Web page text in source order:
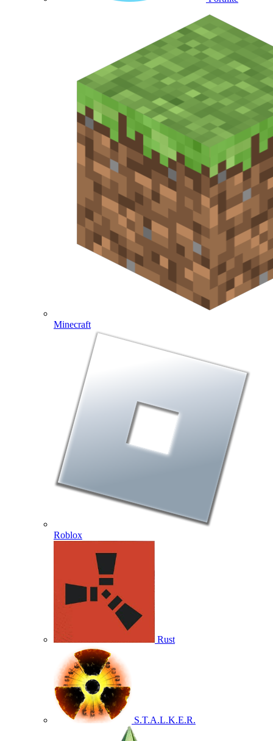
Minecraft
Roblox
Rust
S.T.A.L.K.E.R.